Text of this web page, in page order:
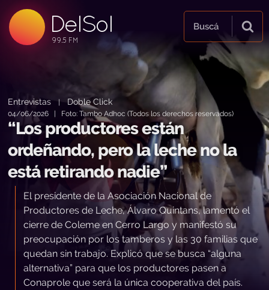
DelSol
99.5 FM
99.5 FM
99.5 FM
Buscá
Entrevistas |Doble Click
04/06/2026 | Foto: Tambo Adhoc (Todos los derechos reservados)
“Los productores están
ordeñando, pero la leche no la
está retirando nadie”
El presidente de la Asociación Nacional de
Productores de Leche, Álvaro Quintans, lamentó el
cierre de Coleme en Cerro Largo y manifestó su
preocupación por los tamberos y las 30 familias que
quedan sin trabajo. Explicó que se busca “alguna
alternativa” para que los productores pasen a
Conaprole que será la única cooperativa del país.